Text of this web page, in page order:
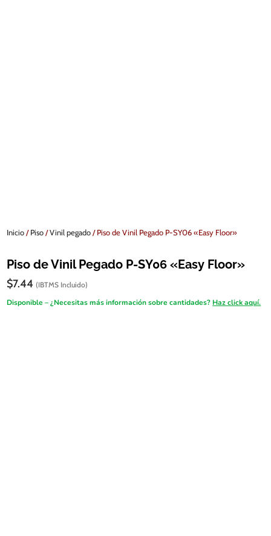
Inicio/Piso/Vinil pegado/ Piso de Vinil Pegado P-SY06 «Easy Floor»
Piso de Vinil Pegado P-SY06 «Easy Floor»
$7.44 (IBTMS Incluido)
Disponible – ¿Necesitas más información sobre cantidades? Haz click aquí.